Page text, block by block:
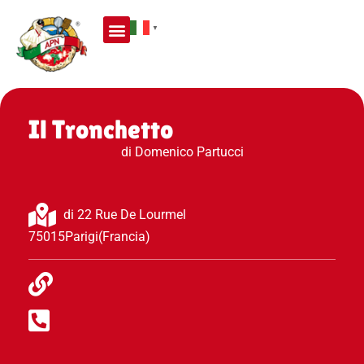
▼
Il Tronchetto
di Domenico Partucci
di 22 Rue De Lourmel
75015Parigi(Francia)